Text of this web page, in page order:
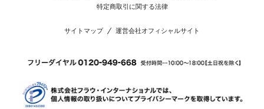
特定商取引に関する法律
サイトマップ 運営会社オフィシャルサイト